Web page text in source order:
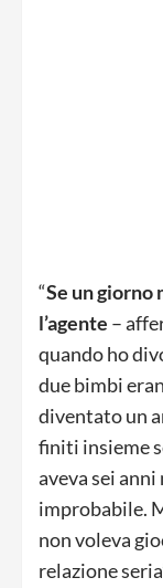
“Se un giorno
l’agente –
quando ho
due bimbi
diventato un
finiti insieme
aveva sei anni
improbabile.
non voleva
relazione